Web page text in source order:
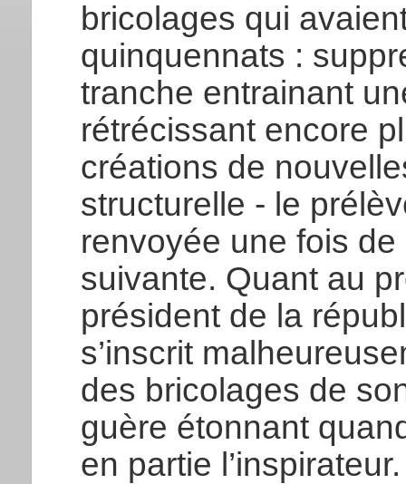
bricolages qui
quinquennats :
tranche entrainant
rétrécissant encore
créations de
structurelle - le
renvoyée une fois
suivante. Quant au
président de la
s’inscrit
des bricolages de
guère étonnant
en partie l’inspirateur.